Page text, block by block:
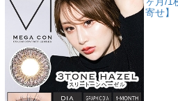
寄せ】